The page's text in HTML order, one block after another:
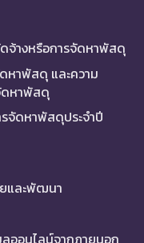
จ้างหรือการจัดหาพัสดุ
หาพัสดุ และความ
ดหาพัสดุ
จัดหาพัสดุประจำปี
และพัฒนา
ลออนไลน์จากภายนอก